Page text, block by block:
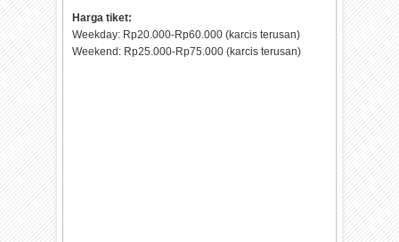
Harga tiket:
Weekday: Rp20.000-Rp60.000 (karcis terusan)
Weekend: Rp25.000-Rp75.000 (karcis terusan)